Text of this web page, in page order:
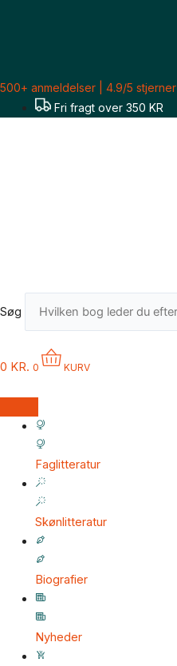
500+ anmeldelser | 4.9/5 stjerner
Fri fragt over 350 KR
Søg
0 KR. 0 KURV
Faglitteratur
Skønlitteratur
Biografier
Nyheder